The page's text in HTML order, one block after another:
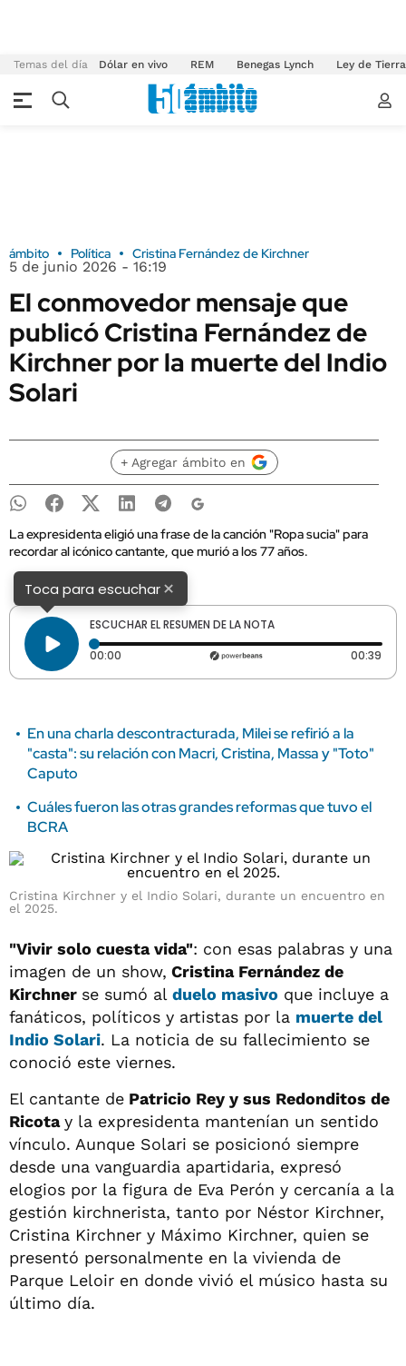
Temas del día Dólar en vivo REM Benegas Lynch Ley de
ámbito Política Cristina Fernández de Kirchner
5 de junio 2026 - 16:19
El conmovedor mensaje que
publicó Cristina Fernández de
Kirchner por la muerte del Indio
Solari
+ Agregar ámbito en
La expresidenta eligió una frase de la canción "Ropa sucia" para
recordar al icónico cantante, que murió a los 77 años.
Toca para escuchar×
ESCUCHAR EL RESUMEN DE LA NOTA
00:00 Tiempo transcurrido: 0 segundos 00:39
En una charla descontracturada, Milei se refirió a la
"casta": su relación con Macri, Cristina, Massa y "Toto"
Caputo
Cuáles fueron las otras grandes reformas que tuvo el
BCRA
Cristina Kirchner y el Indio Solari, durante un encuentro en
el 2025.
"Vivir solo cuesta vida": con esas palabras y una
imagen de un show, Cristina Fernández de
Kirchner se sumó al duelo masivo que incluye a
fanáticos, políticos y artistas por la muerte del
Indio Solari. La noticia de su fallecimiento se
conoció este viernes.
El cantante de Patricio Rey y sus Redonditos de
Ricotay la expresidenta mantenían un sentido
vínculo. Aunque Solari se posicionó siempre
desde una vanguardia apartidaria, expresó
elogios por la figura de Eva Perón y cercanía a la
gestión kirchnerista, tanto por Néstor Kirchner,
Cristina Kirchner y Máximo Kirchner, quien se
presentó personalmente en la vivienda de
Parque Leloir en donde vivió el músico hasta su
último día.